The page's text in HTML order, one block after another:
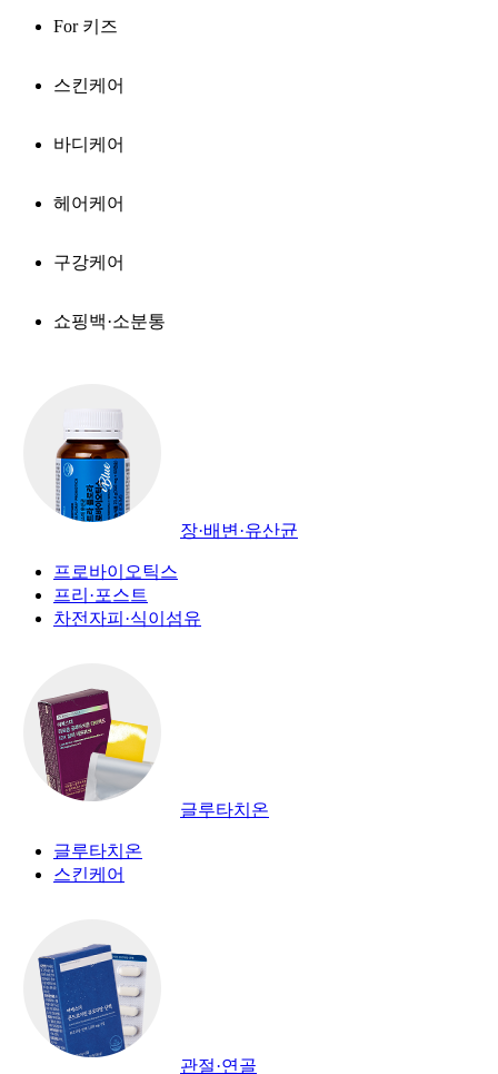
For 키즈
스킨케어
바디케어
헤어케어
구강케어
쇼핑백·소분통
장·배변·유산균
프로바이오틱스
프리·포스트
차전자피·식이섬유
글루타치온
글루타치온
스킨케어
관절·연골